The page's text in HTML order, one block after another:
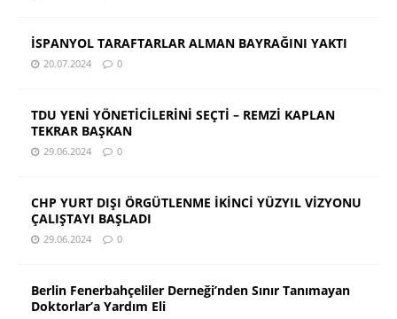
İSPANYOL TARAFTARLAR ALMAN BAYRAĞINI YAKTI
20.07.2024 0
TDU YENİ YÖNETİCİLERİNİ SEÇTİ – REMZİ KAPLAN
TEKRAR BAŞKAN
29.06.2024 0
CHP YURT DIŞI ÖRGÜTLENME İKİNCİ YÜZYIL VİZYONU
ÇALIŞTAYI BAŞLADI
29.06.2024 0
Berlin Fenerbahçeliler Derneği’nden Sınır Tanımayan
Doktorlar’a Yardım Eli